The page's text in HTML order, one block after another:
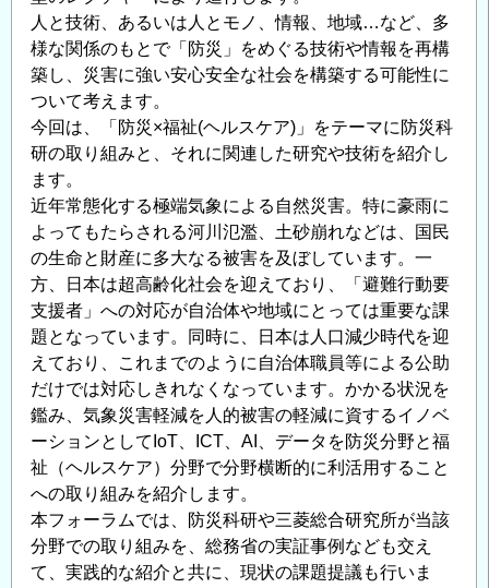
な
っ
て
取
り
組
む
交
通
カ
ー
ボ
ン
ニ
ュ
ー
ト
ラ
ル
～」
人と技術、あるいは人とモノ、情報、地域…など、多
様な関係のもとで「防災」をめぐる技術や情報を再構
築し、災害に強い安心安全な社会を構築する可能性に
ついて考えます。
今回は、「防災×福祉(ヘルスケア)」をテーマに防災科
研の取り組みと、それに関連した研究や技術を紹介し
ます。
近年常態化する極端気象による自然災害。特に豪雨に
よってもたらされる河川氾濫、土砂崩れなどは、国民
の生命と財産に多大なる被害を及ぼしています。一
方、日本は超高齢化社会を迎えており、「避難行動要
支援者」への対応が自治体や地域にとっては重要な課
題となっています。同時に、日本は人口減少時代を迎
えており、これまでのように自治体職員等による公助
だけでは対応しきれなくなっています。かかる状況を
鑑み、気象災害軽減を人的被害の軽減に資するイノベ
ーションとしてIoT、ICT、AI、データを防災分野と福
祉（ヘルスケア）分野で分野横断的に利活用すること
への取り組みを紹介します。
本フォーラムでは、防災科研や三菱総合研究所が当該
分野での取り組みを、総務省の実証事例なども交え
て、実践的な紹介と共に、現状の課題提議も行いま